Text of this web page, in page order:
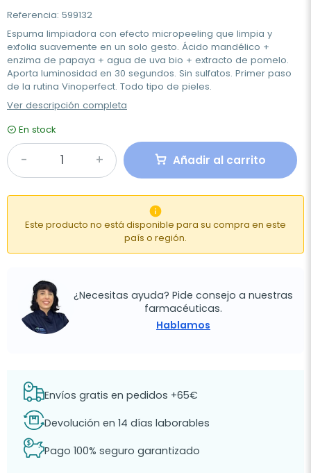
Referencia: 599132
Espuma limpiadora con efecto micropeeling que limpia y
exfolia suavemente en un solo gesto. Ácido mandélico +
enzima de papaya + agua de uva bio + extracto de pomelo.
Aporta luminosidad en 30 segundos. Sin sulfatos. Primer paso
de la rutina Vinoperfect. Todo tipo de pieles.
Ver descripción completa
En stock
Añadir al carrito

Este producto no está disponible para su compra en este
país o región.
¿Necesitas ayuda? Pide consejo a nuestras
farmacéuticas.
Hablamos
Envíos gratis en pedidos +65€
Devolución en 14 días laborables
Pago 100% seguro garantizado